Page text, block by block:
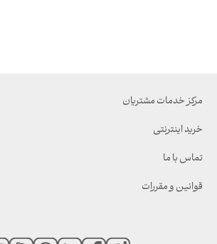
مرکز خدمات مشتریان
خرید اینترنتی
تماس با ما
قوانین و مقررات